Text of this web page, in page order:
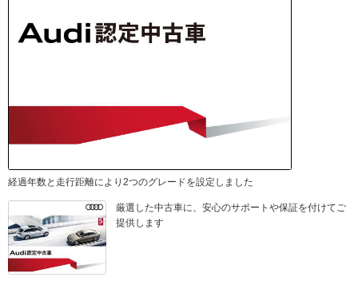
経過年数と走行距離により2つのグレードを設定しました
厳選した中古車に、安心のサポートや保証を付けてご
提供します